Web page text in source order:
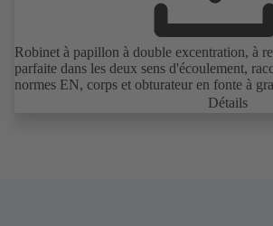
Robinet à papillon à double excentration, à
parfaite dans les deux sens d'écoulement,
normes EN, corps et obturateur en fonte à
Détails